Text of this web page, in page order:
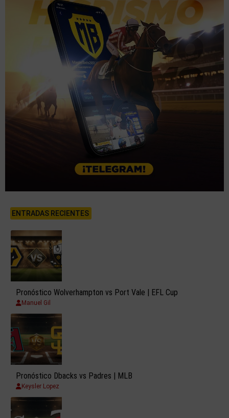
ENTRADAS RECIENTES
Pronóstico Wolverhampton vs Port Vale | EFL Cup
Manuel Gil
Pronóstico Dbacks vs Padres | MLB
Keysler Lopez